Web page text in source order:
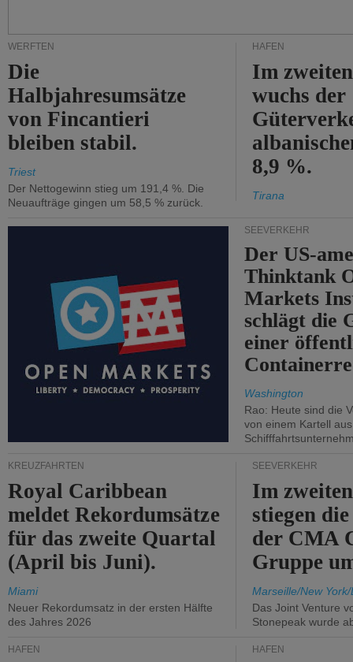
WERFTEN
Die
Halbjahresumsätze
von Fincantieri
bleiben stabil.
Triest
Der Nettogewinn stieg um 191,4 %. Die
Neuaufträge gingen um 58,5 % zurück.
HÄFEN
Im
wuchs der
8,9 %.
Tirana
SEEVERKEHR
Der US-
Thinktank
Markets
schlägt die
einer
Washington
Rao: Heute sind die
von einem Kartell
KREUZFAHRTEN
Royal Caribbean
meldet Rekordumsätze
für das zweite Quartal
(April bis Juni).
Miami
Neuer Rekordumsatz in der ersten Hälfte
des Jahres 2026
SEEVERKEHR
Im
stiegen
der CMA
Gruppe
Marseille/New
Das Joint Venture
Stonepeak wurde
HÄFEN HÄFEN